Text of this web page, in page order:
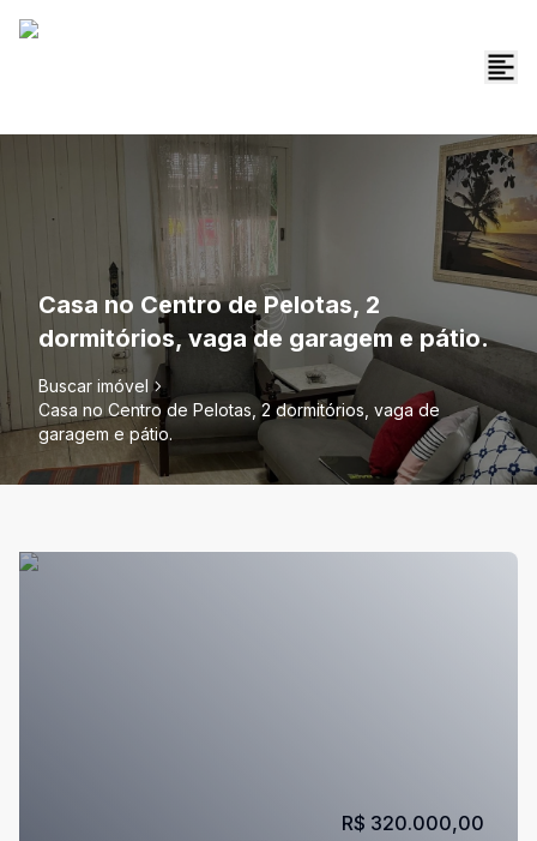
Casa no Centro de Pelotas, 2
dormitórios, vaga de garagem e pátio.
Buscar imóvel
Casa no Centro de Pelotas, 2 dormitórios, vaga de
garagem e pátio.
R$ 320.000,00